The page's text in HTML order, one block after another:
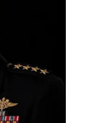
conteúdo em formato